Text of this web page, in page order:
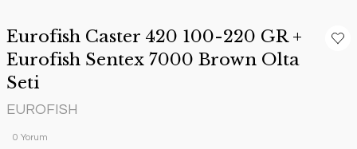
Eurofish Caster 420 100-220 GR +
Eurofish Sentex 7000 Brown Olta
Seti
EUROFISH
0 Yorum